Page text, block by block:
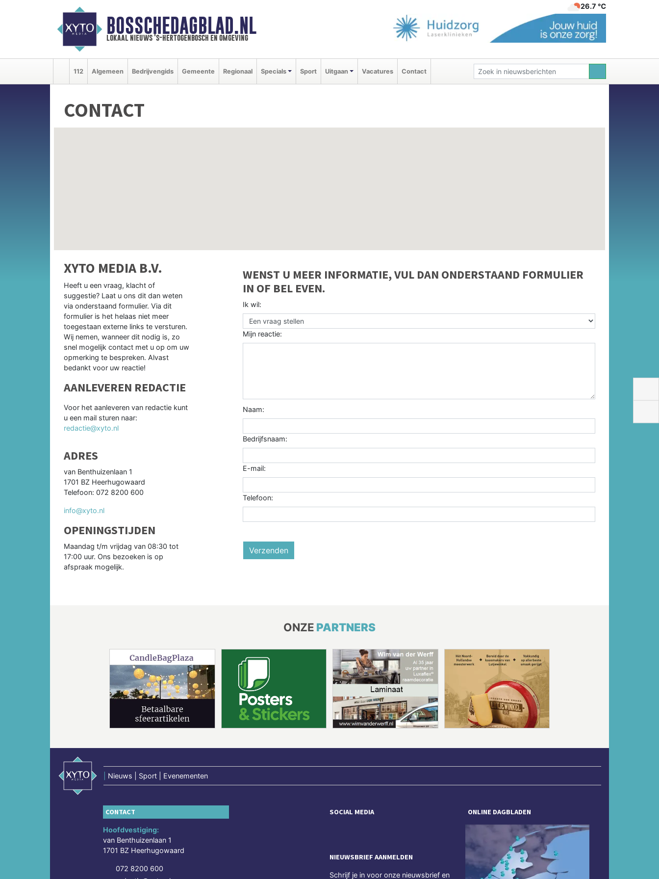
BOSSCHEDAGBLAD.NL
lokaal nieuws 's-hertogenbosch en omgeving
26.7 ℃
112 Algemeen Bedrijvengids Gemeente Regionaal Specials Sport Uitgaan Vacatures Contact
CONTACT
XYTO MEDIA B.V.
Heeft u een vraag, klacht of
suggestie? Laat u ons dit dan weten
via onderstaand formulier. Via dit
formulier is het helaas niet meer
toegestaan externe links te versturen.
Wij nemen, wanneer dit nodig is, zo
snel mogelijk contact met u op om uw
opmerking te bespreken. Alvast
bedankt voor uw reactie!
AANLEVEREN REDACTIE
Voor het aanleveren van redactie kunt
u een mail sturen naar:
redactie@xyto.nl
ADRES
van Benthuizenlaan 1
1701 BZ Heerhugowaard
Telefoon: 072 8200 600
info@xyto.nl
OPENINGSTIJDEN
Maandag t/m vrijdag van 08:30 tot
17:00 uur. Ons bezoeken is op
afspraak mogelijk.
WENST U MEER INFORMATIE, VUL DAN ONDERSTAAND FORMULIER
IN OF BEL EVEN.
Ik wil:
Mijn reactie:
Naam:
Bedrijfsnaam:
E-mail:
Telefoon:
Verzenden
ONZE PARTNERS
Nieuws | Sport | Evenementen
CONTACT
Hoofdvestiging:
van Benthuizenlaan 1
1701 BZ Heerhugowaard
072 8200 600
SOCIAL MEDIA
NIEUWSBRIEF AANMELDEN
Schrijf je in voor onze nieuwsbrief en
ONLINE DAGBLADEN